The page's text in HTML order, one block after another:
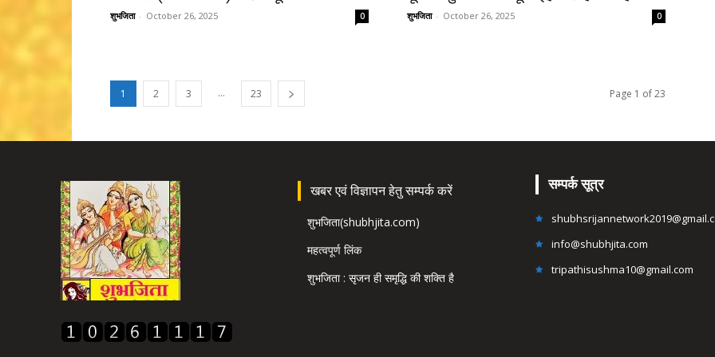
शुभजिता - October 26, 2025 0 शुभजिता - October 26, 2025 0
1 2 3 ... 23 Page 1 of 23
खबर एवं विज्ञापन हेतु सम्पर्क करें
शुभजिता(shubhjita.com)
महत्वपूर्ण लिंक
शुभजिता : सृजन ही समृद्धि की शक्ति है
सम्पर्क सूत्र
info@shubhjita.com
tripathisushma10@gmail.com